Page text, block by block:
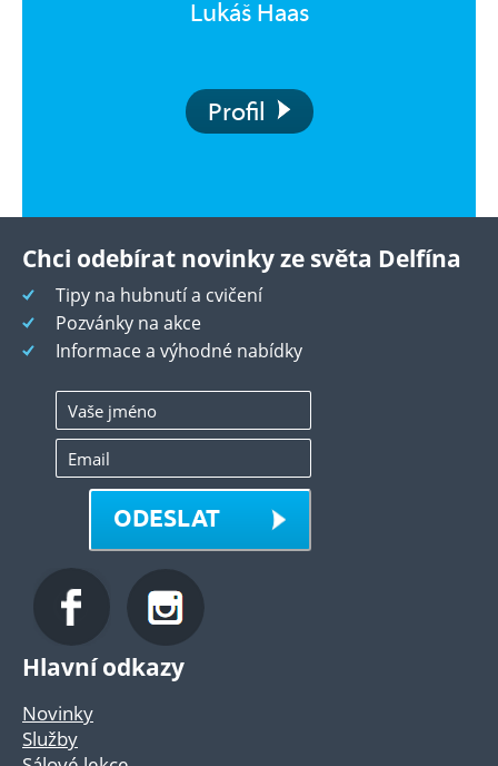
Lukáš Haas
Profil
Chci odebírat novinky ze světa Delfína
Tipy na hubnutí a cvičení
Pozvánky na akce
Informace a výhodné nabídky
ODESLAT
Hlavní odkazy
Novinky
Služby